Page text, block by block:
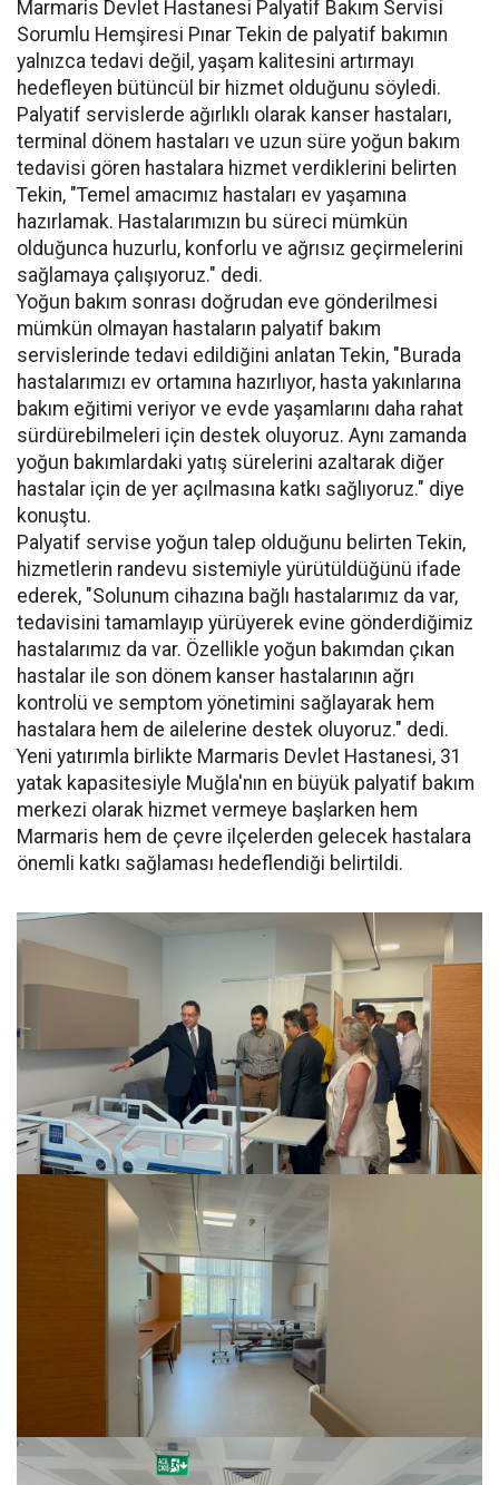
Marmaris Devlet Hastanesi Palyatif Bakım Servisi
Sorumlu Hemşiresi Pınar Tekin de palyatif bakımın
yalnızca tedavi değil, yaşam kalitesini artırmayı
hedefleyen bütüncül bir hizmet olduğunu söyledi.
Palyatif servislerde ağırlıklı olarak kanser hastaları,
terminal dönem hastaları ve uzun süre yoğun bakım
tedavisi gören hastalara hizmet verdiklerini belirten
Tekin, "Temel amacımız hastaları ev yaşamına
hazırlamak. Hastalarımızın bu süreci mümkün
olduğunca huzurlu, konforlu ve ağrısız geçirmelerini
sağlamaya çalışıyoruz." dedi.
Yoğun bakım sonrası doğrudan eve gönderilmesi
mümkün olmayan hastaların palyatif bakım
servislerinde tedavi edildiğini anlatan Tekin, "Burada
hastalarımızı ev ortamına hazırlıyor, hasta yakınlarına
bakım eğitimi veriyor ve evde yaşamlarını daha rahat
sürdürebilmeleri için destek oluyoruz. Aynı zamanda
yoğun bakımlardaki yatış sürelerini azaltarak diğer
hastalar için de yer açılmasına katkı sağlıyoruz." diye
konuştu.
Palyatif servise yoğun talep olduğunu belirten Tekin,
hizmetlerin randevu sistemiyle yürütüldüğünü ifade
ederek, "Solunum cihazına bağlı hastalarımız da var,
tedavisini tamamlayıp yürüyerek evine gönderdiğimiz
hastalarımız da var. Özellikle yoğun bakımdan çıkan
hastalar ile son dönem kanser hastalarının ağrı
kontrolü ve semptom yönetimini sağlayarak hem
hastalara hem de ailelerine destek oluyoruz." dedi.
Yeni yatırımla birlikte Marmaris Devlet Hastanesi, 31
yatak kapasitesiyle Muğla'nın en büyük palyatif bakım
merkezi olarak hizmet vermeye başlarken hem
Marmaris hem de çevre ilçelerden gelecek hastalara
önemli katkı sağlaması hedeflendiği belirtildi.